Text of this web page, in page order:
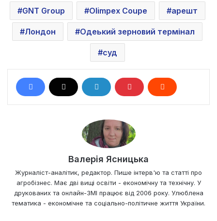
GNT Group Olimpex Coupe арешт
Лондон Одеький зерновий термінал
суд
Валерія Ясницька
Журналіст-аналітик, редактор. Пише інтерв'ю та статті про
агробізнес. Має дві вищі освіти - економічну та технічну. У
друкованих та онлайн-ЗМІ працює від 2006 року. Улюблена
тематика - економічне та соціально-політичне життя України.